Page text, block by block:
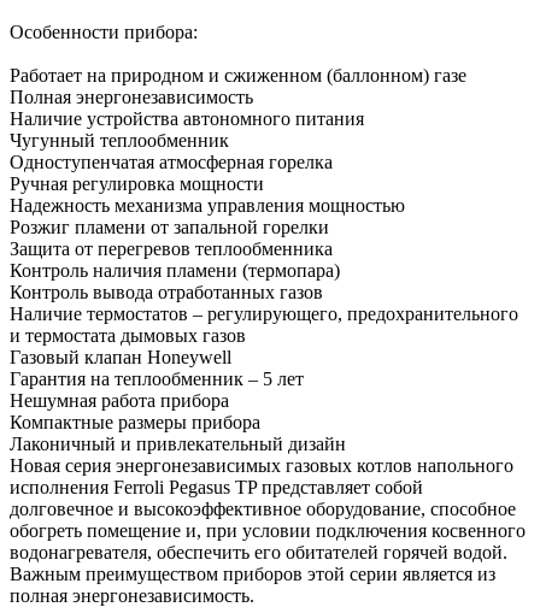
Особенности прибора:
Работает на природном и сжиженном (баллонном) газе
Полная энергонезависимость
Наличие устройства автономного питания
Чугунный теплообменник
Одноступенчатая атмосферная горелка
Ручная регулировка мощности
Надежность механизма управления мощностью
Розжиг пламени от запальной горелки
Защита от перегревов теплообменника
Контроль наличия пламени (термопара)
Контроль вывода отработанных газов
Наличие термостатов – регулирующего, предохранительного
и термостата дымовых газов
Газовый клапан Honeywell
Гарантия на теплообменник – 5 лет
Нешумная работа прибора
Компактные размеры прибора
Лаконичный и привлекательный дизайн
Новая серия энергонезависимых газовых котлов напольного
исполнения Ferroli Pegasus TP представляет собой
долговечное и высокоэффективное оборудование, способное
обогреть помещение и, при условии подключения косвенного
водонагревателя, обеспечить его обитателей горячей водой.
Важным преимуществом приборов этой серии является из
полная энергонезависимость.